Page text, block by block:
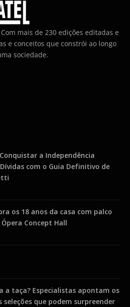
mais de 230 edições editadas e
e conceitos que constrói ao longo
sociedade.
a Independência
com o Guia Definitivo de
os 18 anos da casa com palco
Concept Hall
a taça? Especialistas apontam os
que podem surpreender